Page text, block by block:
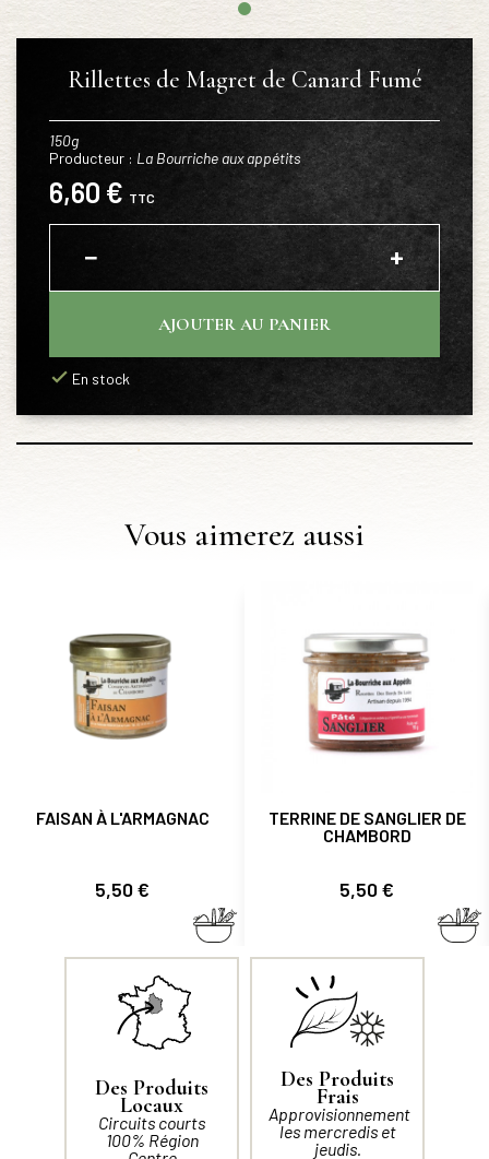
Rillettes de Magret de Canard Fumé
150g
Producteur : La Bourriche aux appétits
6,60 € TTC
− +
AJOUTER AU PANIER
En stock
Vous aimerez aussi
FAISAN À L'ARMAGNAC
Prix
5,50 €
TERRINE DE SANGLIER DE
CHAMBORD
Prix
5,50 €
Des Produits
Locaux
Circuits courts
100% Région
Des Produits
Frais
Approvisionnement
les mercredis et
jeudis.